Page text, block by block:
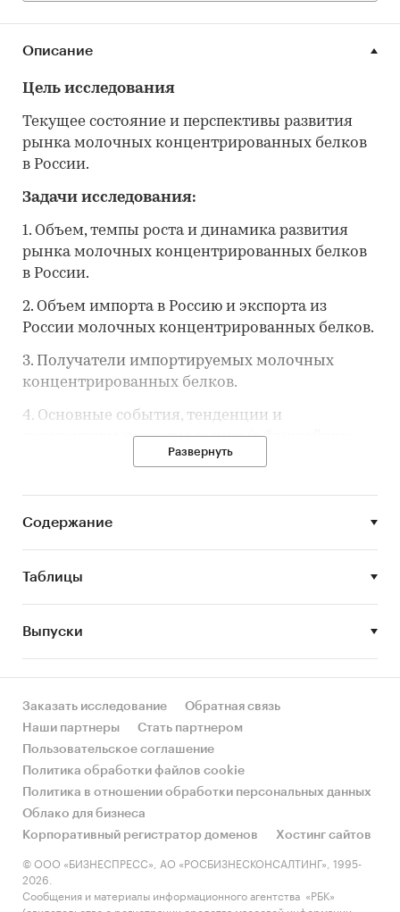
Описание
Цель исследования
Текущее состояние и перспективы развития
рынка молочных концентрированных белков
в России.
Задачи исследования:
1. Объем, темпы роста и динамика развития
рынка молочных концентрированных белков
в России.
2. Объем импорта в Россию и экспорта из
России молочных концентрированных белков.
3. Получатели импортируемых молочных
концентрированных белков.
4. Основные события, тенденции и
перспективы развития рынка (в ближайшие
несколько лет) рынка молочных
концентрированные белки.
6. Финансово-хозяйственная деятельность
Объект исследования
Рынок молочных концентрированных белков
в России.
Метод сбора и анализа данных
Основным методом сбора данных является
мониторинг документов.
В качестве основных методов анализа данных
выступают так называемые (1) Традиционный
(качественный) контент-анализ интервью и
документов и (2) Квантитативный
(количественный) анализ с применением
Развернуть
Содержание
Таблицы
Выпуски
Заказать исследование
Обратная связь
Наши партнеры
Стать партнером
Пользовательское соглашение
Политика обработки файлов cookie
Политика в отношении обработки персональных данных
Облако для бизнеса
Корпоративный регистратор доменов
Хостинг сайтов
© ООО «БИЗНЕСПРЕСС», АО «РОСБИЗНЕСКОНСАЛТИНГ», 1995-
2026.
Сообщения и материалы информационного агентства «РБК»